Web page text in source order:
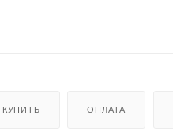
КУПИТЬ ОПЛАТА